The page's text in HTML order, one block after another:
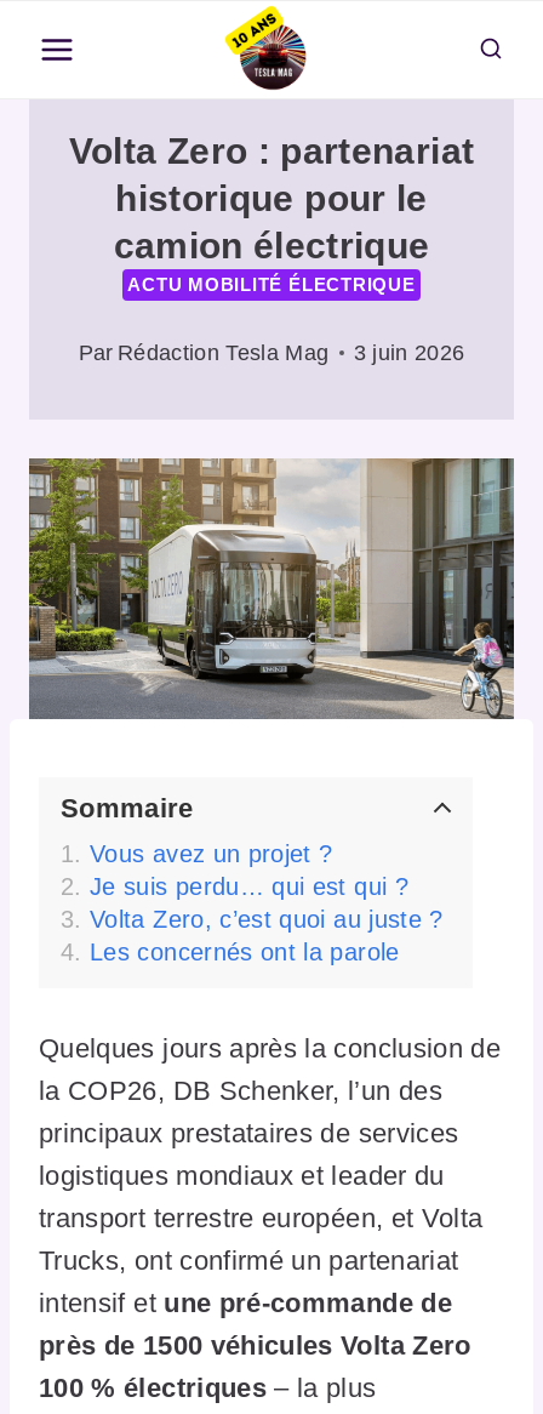
contenu
Volta Zero : partenariat
historique pour le
camion électrique
ACTU MOBILITÉ ÉLECTRIQUE
Par Rédaction Tesla Mag 3 juin 2026
Sommaire
Vous avez un projet ?
Je suis perdu… qui est qui ?
Volta Zero, c’est quoi au juste ?
Les concernés ont la parole
Quelques jours après la conclusion de
la COP26, DB Schenker, l’un des
principaux prestataires de services
logistiques mondiaux et leader du
transport terrestre européen, et Volta
Trucks, ont confirmé un partenariat
intensif et une pré-commande de
près de 1500 véhicules Volta Zero
100 % électriques– la plus